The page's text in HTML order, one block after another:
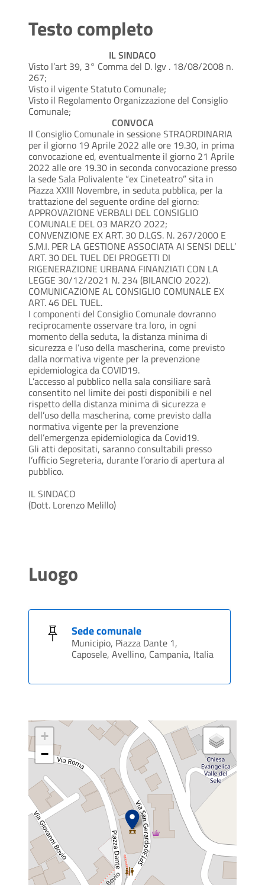
Testo completo
IL SINDACO
Visto l’art 39, 3° Comma del D. lgv . 18/08/2008 n.
267;
Visto il vigente Statuto Comunale;
Visto il Regolamento Organizzazione del Consiglio
Comunale;
CONVOCA
Il Consiglio Comunale in sessione STRAORDINARIA
per il giorno 19 Aprile 2022 alle ore 19.30, in prima
convocazione ed, eventualmente il giorno 21 Aprile
2022 alle ore 19.30 in seconda convocazione presso
la sede Sala Polivalente “ex Cineteatro” sita in
Piazza XXIII Novembre, in seduta pubblica, per la
trattazione del seguente ordine del giorno:
APPROVAZIONE VERBALI DEL CONSIGLIO
COMUNALE DEL 03 MARZO 2022;
CONVENZIONE EX ART. 30 D.LGS. N. 267/2000 E
S.M.I. PER LA GESTIONE ASSOCIATA AI SENSI DELL’
ART. 30 DEL TUEL DEI PROGETTI DI
RIGENERAZIONE URBANA FINANZIATI CON LA
LEGGE 30/12/2021 N. 234 (BILANCIO 2022).
COMUNICAZIONE AL CONSIGLIO COMUNALE EX
ART. 46 DEL TUEL.
I componenti del Consiglio Comunale dovranno
reciprocamente osservare tra loro, in ogni
momento della seduta, la distanza minima di
sicurezza e l’uso della mascherina, come previsto
dalla normativa vigente per la prevenzione
epidemiologica da COVID19.
L’accesso al pubblico nella sala consiliare sarà
consentito nel limite dei posti disponibili e nel
rispetto della distanza minima di sicurezza e
dell’uso della mascherina, come previsto dalla
normativa vigente per la prevenzione
dell’emergenza epidemiologica da Covid19.
Gli atti depositati, saranno consultabili presso
l’ufficio Segreteria, durante l’orario di apertura al
pubblico.
IL SINDACO
(Dott. Lorenzo Melillo)
Luogo
Sede comunale
Municipio, Piazza Dante 1,
Caposele, Avellino, Campania, Italia
+
−